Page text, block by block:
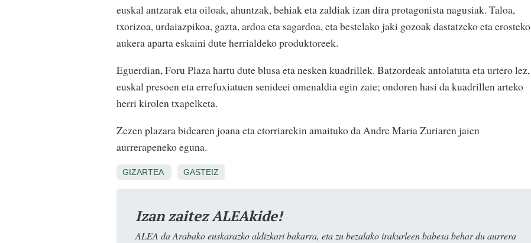
euskal antzarak eta oiloak, ahuntzak, behiak eta zaldiak izan dira protagonista nagusiak. Taloa,
txorizoa, urdaiazpikoa, gazta, ardoa eta sagardoa, eta bestelako jaki gozoak dastatzeko eta erosteko
aukera aparta eskaini dute herrialdeko produktoreek.
Eguerdian, Foru Plaza hartu dute blusa eta nesken kuadrillek. Batzordeak antolatuta eta urtero lez,
euskal presoen eta errefuxiatuen senideei omenaldia egin zaie; ondoren hasi da kuadrillen arteko
herri kirolen txapelketa.
Zezen plazara bidearen joana eta etorriarekin amaituko da Andre Maria Zuriaren jaien
aurrerapeneko eguna.
GIZARTEA GASTEIZ
Izan zaitez ALEAkide!
ALEA da Arabako euskarazko aldizkari bakarra, eta zu bezalako irakurleen babesa behar du aurrera